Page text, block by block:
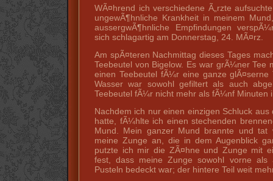
WÃ¤hrend ich verschiedene Ã„rzte
ungewÃ¶hnliche Krankheit in meinem
aussergwÃ¶hnliche Empfindungen
sich schlagartig am Donnerstag, 24. MÃ¤rz.
Am spÃ¤teren Nachmittag dieses Tages
Teebeutel von Bigelow. Es war grÃ¼ner Tee
einen Teebeutel fÃ¼r eine ganze glÃ¤serne
Wasser war sowohl gefiltert als auch
Teebeutel fÃ¼r nicht mehr als fÃ¼nf Minuten
Nachdem ich nur einen einzigen Schluck
hatte, fÃ¼hlte ich einen stechenden
Mund. Mein ganzer Mund brannte und
meine Zunge an, die in dem Augenblick
putzte ich mir die ZÃ¤hne und Zunge mit
fest, dass meine Zunge sowohl vorne als
Pusteln bedeckt war; der hintere Teil weit